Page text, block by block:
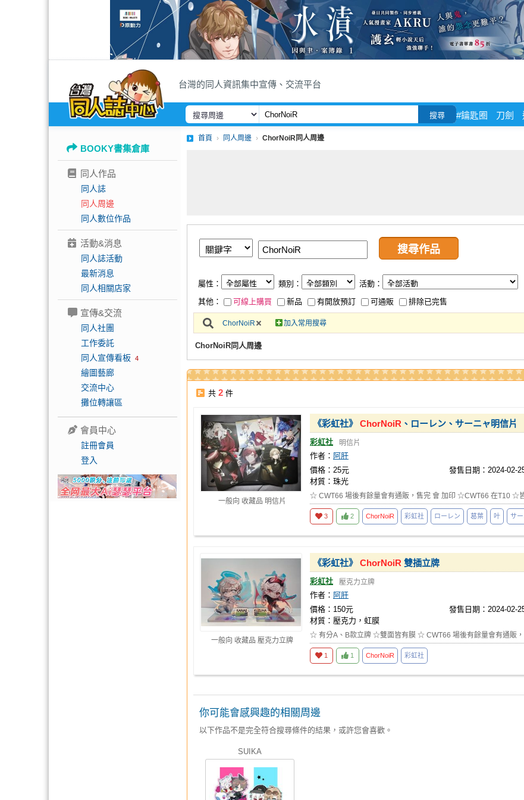
台灣的同人資訊集中宣傳、交流平台
搜尋 #鑰匙圈 刀劍
BOOKY書集倉庫
同人作品
同人誌
同人周邊
同人數位作品
活動&消息
同人誌活動
最新消息
同人相關店家
宣傳&交流
同人社團
工作委託
同人宣傳看板 4
繪圖藝廊
交流中心
攤位轉讓區
會員中心
註冊會員
登入
首頁 同人周邊 ChorNoiR同人周邊
屬性： 類別：
活動：
其他：
可線上購買 新品 有開放預訂 可通販 排除已完售
ChorNoiR 加入常用搜尋
ChorNoiR同人周邊
共 2 件
一般向 收藏品 明信片
《彩虹社》 ChorNoiR 、ローレン、サーニャ明信片
彩虹社 明信片
作者： 阿肝
價格：25元
發售日期：2024-02-
材質：珠光
☆ CWT66 場後有餘量會有通販，售完 會 加印 ☆CWT66 在T10 ☆
3 2 ChorNoiR 彩虹社 ローレン 葛葉 叶 サ
一般向 收藏品 壓克力立牌
《彩虹社》 ChorNoiR 雙插立牌
彩虹社 壓克力立牌
作者： 阿肝
價格：150元
發售日期：2024-02-
材質：壓克力，虹膜
☆ 有分A、B款立牌 ☆雙面皆有膜 ☆ CWT66 場後有餘量會有通販
1 1 ChorNoiR 彩虹社
你可能會感興趣的相關周邊
以下作品不是完全符合搜尋條件的結果，或許您會喜歡。
SUIKA